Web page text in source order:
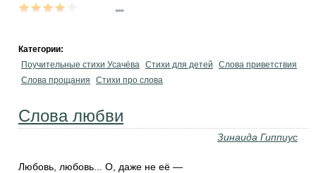
Категории:
Поучительные стихи Усачёва Стихи для детей
Слова приветствия
Слова прощания
Стихи про слова
Слова любви
Зинаида Гиппиус
Любовь, любовь... О, даже не её —